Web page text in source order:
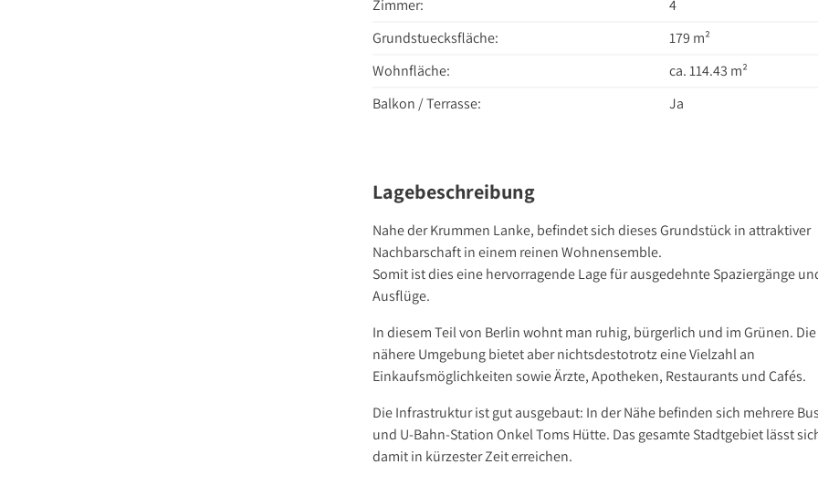
Zimmer:
4
Grundstuecksfläche:
179 m²
Wohnfläche:
ca. 114.43 m²
Balkon / Terrasse:
Ja
Lagebeschreibung
Nahe der Krummen Lanke, befindet sich dieses Grundstück in attraktiver
Nachbarschaft in einem reinen Wohnensemble.
Somit ist dies eine hervorragende Lage für ausgedehnte Spaziergänge
Ausflüge.
In diesem Teil von Berlin wohnt man ruhig, bürgerlich und im Grünen. Die
nähere Umgebung bietet aber nichtsdestotrotz eine Vielzahl an
Einkaufsmöglichkeiten sowie Ärzte, Apotheken, Restaurants und Cafés.
Die Infrastruktur ist gut ausgebaut: In der Nähe befinden sich mehrere
und U-Bahn-Station Onkel Toms Hütte. Das gesamte Stadtgebiet lässt
damit in kürzester Zeit erreichen.